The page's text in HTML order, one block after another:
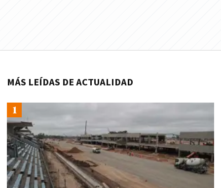
MÁS LEÍDAS DE ACTUALIDAD